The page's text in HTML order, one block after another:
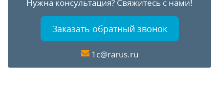
Нужна консультация? Свяжитесь с нами!
Заказать обратный звонок
1c@rarus.ru